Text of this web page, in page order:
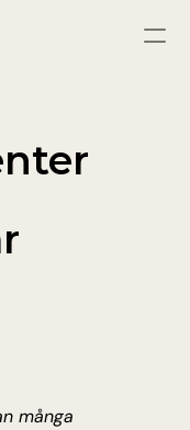
genom
och vägled
leads.
många